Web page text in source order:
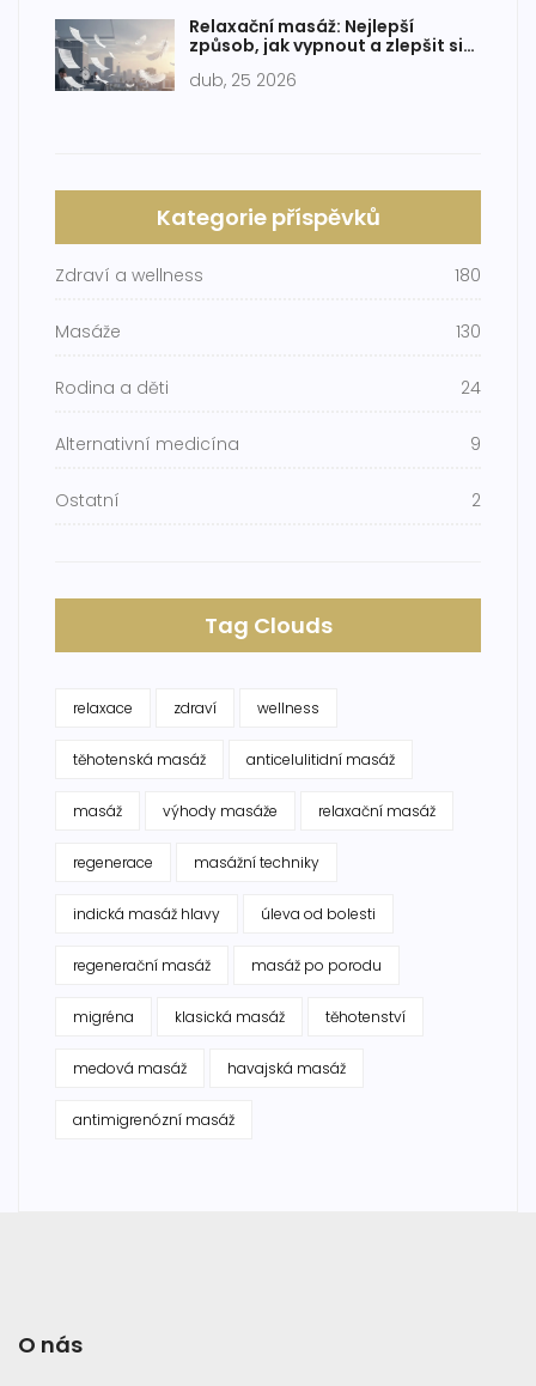
Relaxační masáž: Nejlepší
způsob, jak vypnout a zlepšit si
dub, 25 2026
Kategorie příspěvků
Zdraví a wellness 180
Masáže 130
Rodina a děti 24
Alternativní medicína 9
Ostatní 2
Tag Clouds
relaxace zdraví wellness
těhotenská masáž anticelulitidní masáž
masáž výhody masáže relaxační masáž
regenerace masážní techniky
indická masáž hlavy úleva od bolesti
regenerační masáž masáž po porodu
migréna klasická masáž těhotenství
medová masáž havajská masáž
antimigrenózní masáž
O nás